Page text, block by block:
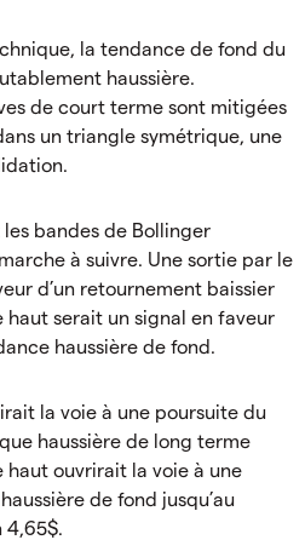
la tendance de fond du
haussière.
de court terme sont mitigées
un triangle symétrique, une
bandes de Bollinger
à suivre. Une sortie par le
d’un retournement baissier
haut serait un signal en faveur
haussière de fond.
la voie à une poursuite du
haussière de long terme
haut ouvrirait la voie à une
de fond jusqu’au
4,65$.